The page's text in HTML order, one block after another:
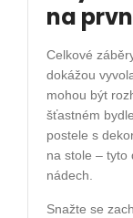
na
Celkové
dokážou
mohou být
šťastném
postele s
na stole – tyto
nádech.
Snažte se